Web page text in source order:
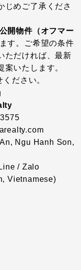
じめご了承くださ
開物件（オフマー
す。ご希望の条件
ただければ、最新
いたします。
ださい。
Ngu Hanh Son,
/ Zalo
Vietnamese)